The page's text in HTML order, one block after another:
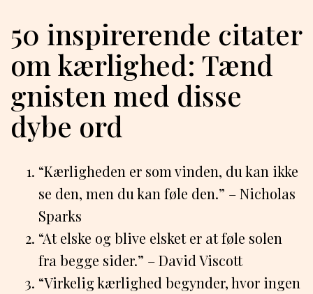
50 inspirerende citater
om kærlighed: Tænd
gnisten med disse
dybe ord
“Kærligheden er som vinden, du kan ikke
se den, men du kan føle den.” – Nicholas
Sparks
“At elske og blive elsket er at føle solen
fra begge sider.” – David Viscott
“Virkelig kærlighed begynder, hvor ingen